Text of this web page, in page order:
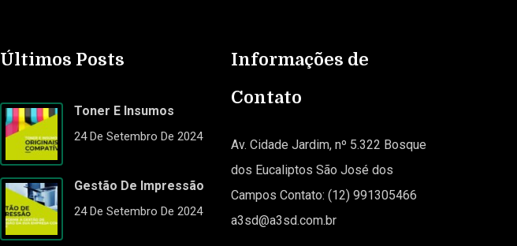
Últimos Posts
Toner E Insumos
24 De Setembro De 2024
Gestão De Impressão
24 De Setembro De 2024
Informações de
Contato
Av. Cidade Jardim, nº 5.322 Bosque
dos Eucaliptos São José dos
Campos Contato: (12) 991305466
a3sd@a3sd.com.br